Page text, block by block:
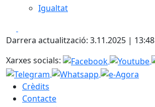
Igualtat
Darrera actualització: 3.11.2025 | 13:48
Xarxes socials:
Crèdits
Contacte